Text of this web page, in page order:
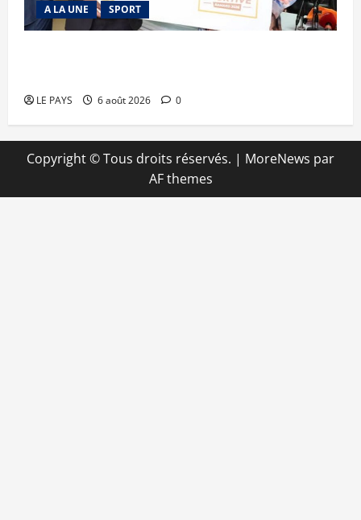
A LA UNE SPORT
LE PAYS 6 août 2026 0
Copyright © Tous droits réservés. | MoreNews par
AF themes